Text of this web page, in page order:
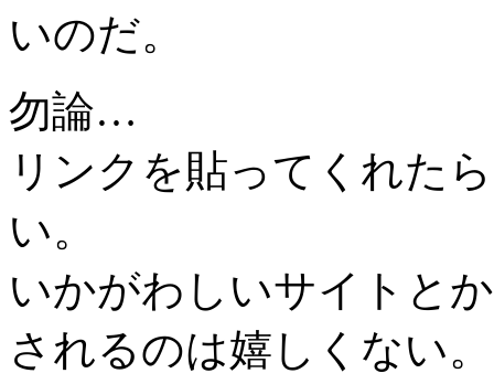
いのだ。
勿論…
リンクを貼ってくれた
い。
いかがわしいサイトと
されるのは嬉しくない。